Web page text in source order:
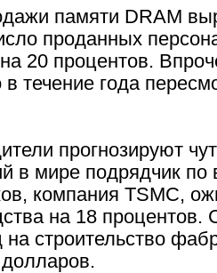
памяти DRAM
проданных
20 процентов.
течение года
прогнозируют
в мире подрядчик по
компания TSMC,
на 18 процентов.
на строительство